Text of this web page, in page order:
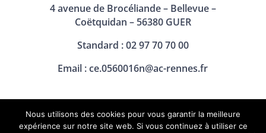
4 avenue de Brocéliande – Bellevue –
Coëtquidan – 56380 GUER
Standard : 02 97 70 70 00
Email :ce.0560016n@ac-rennes.fr
Mentions légales|Politique de confidentialité
Nous utilisons des cookies pour vous garantir la meilleure
expérience sur notre site web. Si vous continuez à utiliser ce